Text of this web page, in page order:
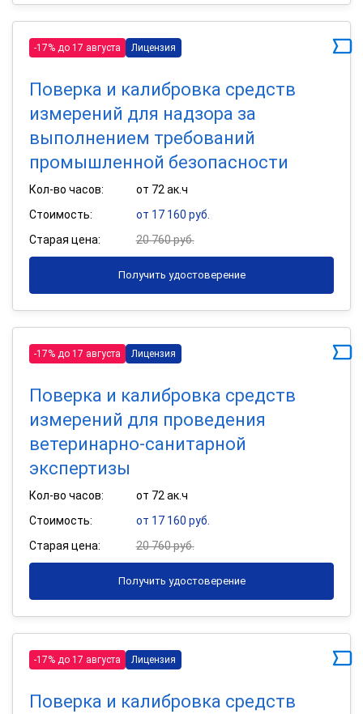
-17% до 17 августа Лицензия
Поверка и калибровка средств
измерений для надзора за
выполнением требований
промышленной безопасности
Кол-во часов:
от 72 ак.ч
Стоимость:
от 17 160 руб.
Старая цена:
20 760 руб.
Получить удостоверение
-17% до 17 августа Лицензия
Поверка и калибровка средств
измерений для проведения
ветеринарно-санитарной
экспертизы
Кол-во часов:
от 72 ак.ч
Стоимость:
от 17 160 руб.
Старая цена:
20 760 руб.
Получить удостоверение
-17% до 17 августа Лицензия
Поверка и калибровка средств